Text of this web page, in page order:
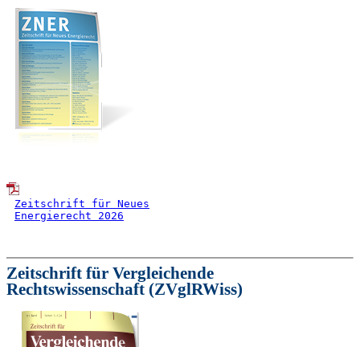
Zeitschrift für Neues
Energierecht 2026
Zeitschrift für Vergleichende
Rechtswissenschaft (ZVglRWiss)